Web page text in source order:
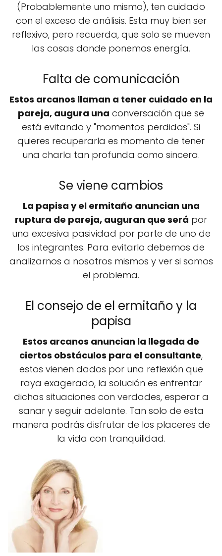
(Probablemente uno mismo), ten cuidado
con el exceso de análisis. Esta muy bien ser
reflexivo, pero recuerda, que solo se mueven
las cosas donde ponemos energía.
Falta de comunicación
Estos arcanos llaman a tener cuidado en la
pareja, augura una conversación que se
está evitando y "momentos perdidos". Si
quieres recuperarla es momento de tener
una charla tan profunda como sincera.
Se viene cambios
La papisa y el ermitaño anuncian una
ruptura de pareja, auguran que será por
una excesiva pasividad por parte de uno de
los integrantes. Para evitarlo debemos de
analizarnos a nosotros mismos y ver si somos
el problema.
El consejo de el ermitaño y la
papisa
Estos arcanos anuncian la llegada de
ciertos obstáculos para el consultante,
estos vienen dados por una reflexión que
raya exagerado, la solución es enfrentar
dichas situaciones con verdades, esperar a
sanar y seguir adelante. Tan solo de esta
manera podrás disfrutar de los placeres de
la vida con tranquilidad.